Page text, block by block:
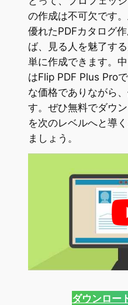
の作成は不可欠です
優れたPDFカタログ
ば、見る人を魅了す
単に作成できます。
はFlip PDF Plus Pro
な価格でありながら
す。ぜひ無料でダウ
を次のレベルへと導
ましょう。
ダウンロー